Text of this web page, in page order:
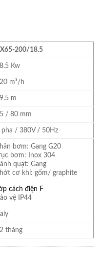
200/18.5
Kw
m³/h
m
/ 80 mm
pha / 380V / 50Hz
bơm: Gang G20
bơm: Inox 304
quạt: Gang
cơ khí: gốm/ graphite
cách điện F
vệ IP44
tháng